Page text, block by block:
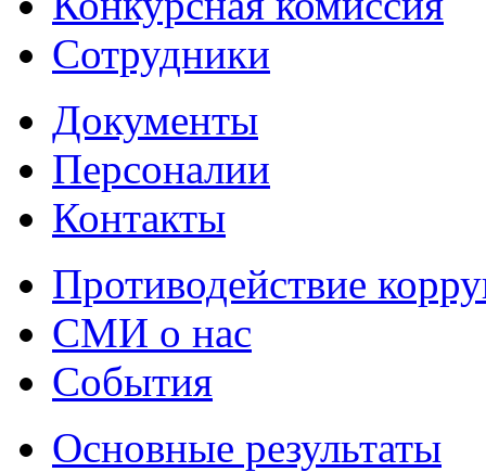
Сотрудники
Документы
Персоналии
Контакты
Противодействие
СМИ о нас
События
Основные результаты